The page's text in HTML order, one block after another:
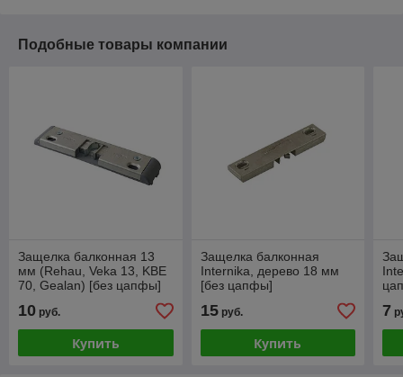
Подобные товары компании
Защелка балконная 13
мм (Rehau, Veka 13, KBE
70, Gealan) [без цапфы]
10 руб.
Купить
Защелка балконная
Internika, дерево 18 мм
[без цапфы]
15руб.
Купить
7